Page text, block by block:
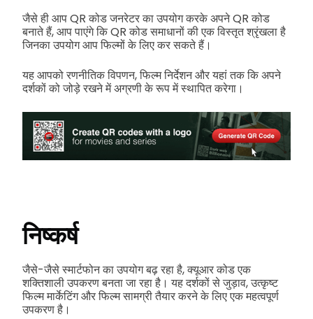
जैसे ही आप QR कोड जनरेटर का उपयोग करके अपने QR कोड
बनाते हैं, आप पाएंगे कि QR कोड समाधानों की एक विस्तृत श्रृंखला है
जिनका उपयोग आप फिल्मों के लिए कर सकते हैं।
यह आपको रणनीतिक विपणन, फिल्म निर्देशन और यहां तक कि अपने
दर्शकों को जोड़े रखने में अग्रणी के रूप में स्थापित करेगा।
निष्कर्ष
जैसे-जैसे स्मार्टफोन का उपयोग बढ़ रहा है, क्यूआर कोड एक
शक्तिशाली उपकरण बनता जा रहा है। यह दर्शकों से जुड़ाव, उत्कृष्ट
फिल्म मार्केटिंग और फिल्म सामग्री तैयार करने के लिए एक महत्वपूर्ण
उपकरण है।